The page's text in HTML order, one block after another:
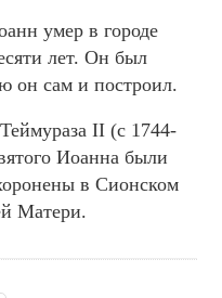
умер в городе
лет. Он был
он сам и построил.
II (с 1744-
Иоанна были
в Сионском
Матери.